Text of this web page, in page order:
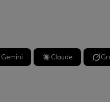
Gemini Claude